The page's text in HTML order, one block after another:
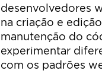
desenvolvedores
na criação e
manutenção do
experimentar
com os padrões